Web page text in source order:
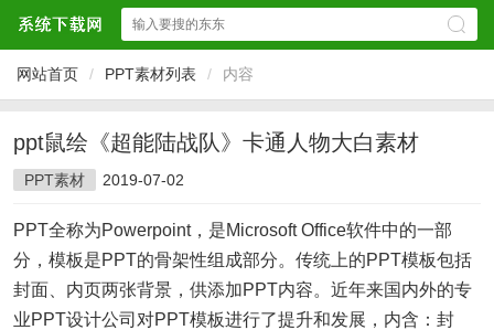
网站首页 / PPT素材列表 / 内容
ppt鼠绘《超能陆战队》卡通人物大白素材
PPT素材 2019-07-02
PPT全称为Powerpoint，是Microsoft Office软件中的一部
分，模板是PPT的骨架性组成部分。传统上的PPT模板包括
封面、内页两张背景，供添加PPT内容。近年来国内外的专
业PPT设计公司对PPT模板进行了提升和发展，内含：封